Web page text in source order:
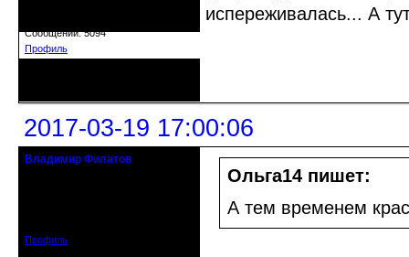
Сообщений: 5094
Профиль
испереживалась... А
2017-03-19 17:00:06
Владимир Филатов
Профиль
Ольга14 пишет:
А тем временем